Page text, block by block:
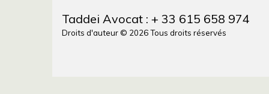
Taddei Avocat : + 33 615 658 974
Droits d'auteur © 2026 Tous droits réservés